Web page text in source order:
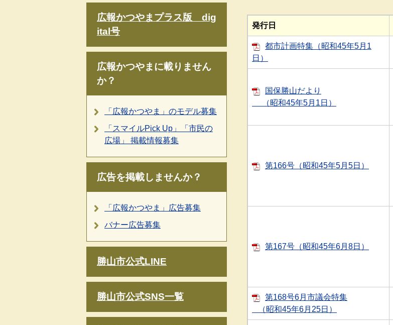
広報かつやまプラス版 dig
ital号
広報かつやまに載りません
か？
「広報かつやま」のモデル募集
「スマイルPick Up」「市民の
広場」 掲載情報募集
広告を掲載しませんか？
「広報かつやま」広告募集
バナー広告募集
勝山市公式LINE
勝山市公式SNS一覧
発行日
都市計画特集（昭和45年5月1
日）
国保勝山だより
（昭和45年5月1日）
第166号（昭和45年5月5日）
第167号（昭和45年6月8日）
第168号6月市議会特集
（昭和45年6月25日）